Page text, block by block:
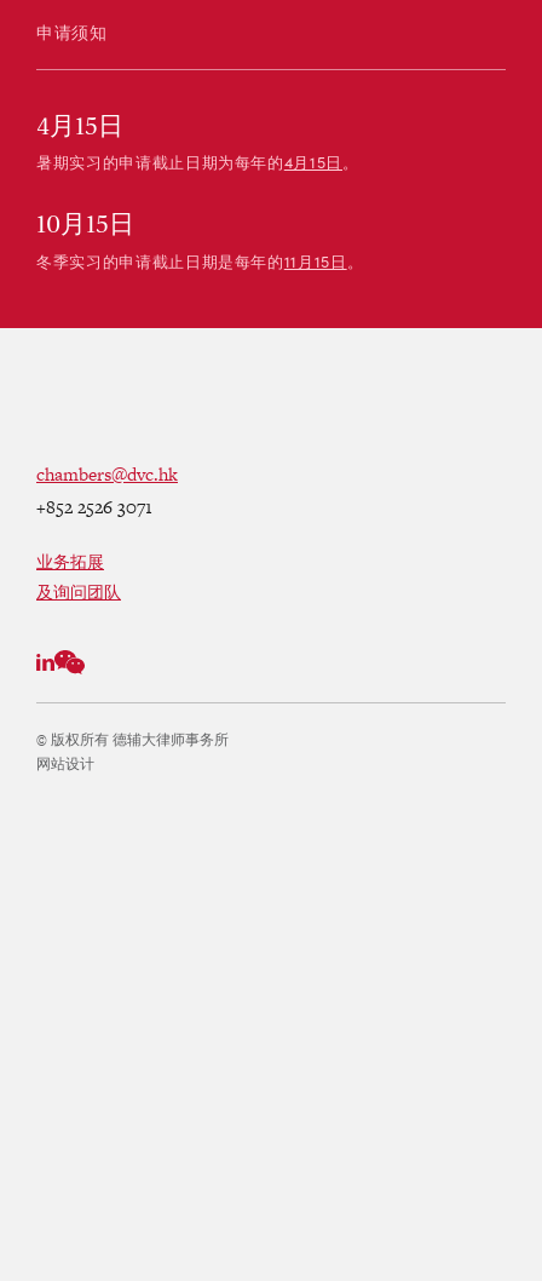
申请须知
4月15日
暑期实习的申请截止日期为每年的4月15日 。
10月15日
冬季实习的申请截止日期是每年的11月15日 。
chambers@dvc.hk
+852 2526 3071
业务拓展
及询问团队
© 版权所有 德辅大律师事务所
网站设计